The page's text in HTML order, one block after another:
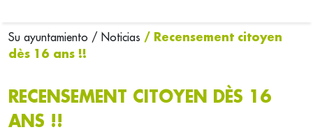
Su ayuntamiento / Noticias / Recensement citoyen
dès 16 ans !!
RECENSEMENT CITOYEN DÈS 16
ANS !!